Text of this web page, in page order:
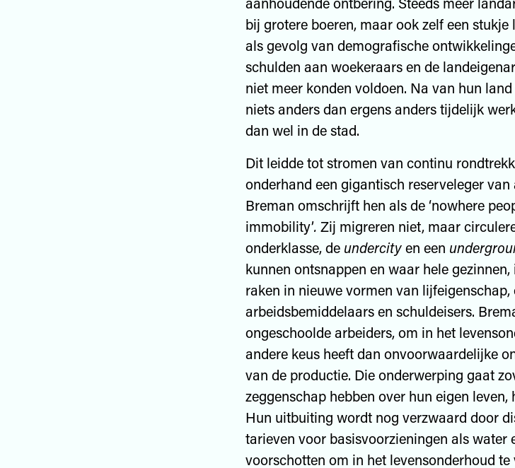
bij grotere boeren, maar ook zelf een stukje
als gevolg van demografische
schulden aan woekeraars en de
niet meer konden voldoen. Na van hun
niets anders dan ergens anders tijdelijk
dan wel in de stad.
Dit leidde tot stromen van continu
onderhand een gigantisch reserveleger
Breman omschrijft hen als de ‘nowhere
immobility’. Zij migreren niet, maar
onderklasse, de undercityen een
kunnen ontsnappen en waar hele
raken in nieuwe vormen van
arbeidsbemiddelaars en schuldeisers.
ongeschoolde arbeiders, om in het
andere keus heeft dan onvoorwaardelijke
van de productie. Die onderwerping gaat
zeggenschap hebben over hun eigen
Hun uitbuiting wordt nog verzwaard door
tarieven voor basisvoorzieningen als water
voorschotten om in het levensonderhoud